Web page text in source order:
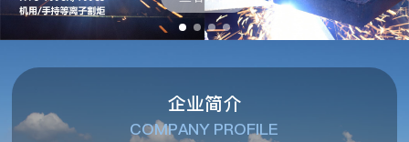
企业简介
COMPANY PROFILE